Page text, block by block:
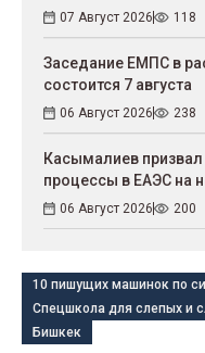
07 Август 2026 118
Заседание ЕМПС в
состоится 7 августа
06 Август 2026 238
Касымалиев
процессы в ЕАЭС на
06 Август 2026 200
10 пишущих машинок по
Спецшкола для слепых и
Бишкек